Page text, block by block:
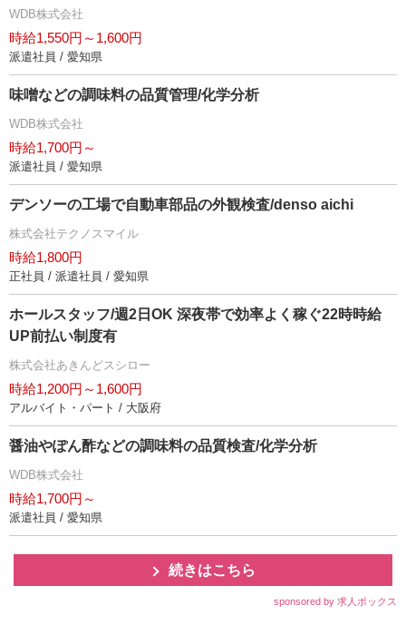
WDB株式会社
時給1,550円～1,600円
派遣社員 / 愛知県
味噌などの調味料の品質管理/化学分析
WDB株式会社
時給1,700円～
派遣社員 / 愛知県
デンソーの工場で自動車部品の外観検査/denso aichi
株式会社テクノスマイル
時給1,800円
正社員 / 派遣社員 / 愛知県
ホールスタッフ/週2日OK 深夜帯で効率よく稼ぐ22時時給
UP前払い制度有
株式会社あきんどスシロー
時給1,200円～1,600円
アルバイト・パート / 大阪府
醤油やぽん酢などの調味料の品質検査/化学分析
WDB株式会社
時給1,700円～
派遣社員 / 愛知県
続きはこちら
sponsored by 求人ボックス